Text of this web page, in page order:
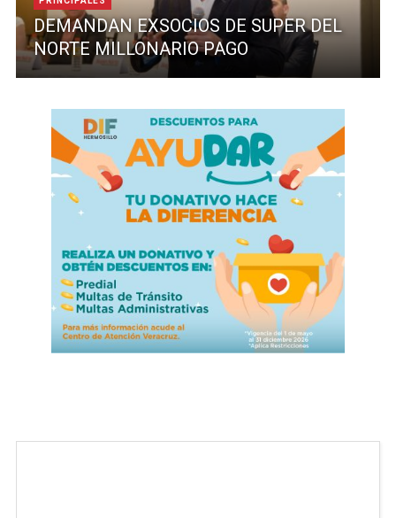
DEMANDAN EXSOCIOS DE SUPER DEL
NORTE MILLONARIO PAGO